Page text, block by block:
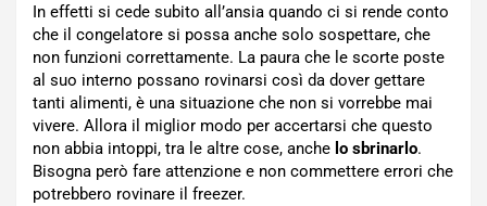
In effetti si cede subito all’ansia quando ci si rende conto
che il congelatore si possa anche solo sospettare, che
non funzioni correttamente. La paura che le scorte poste
al suo interno possano rovinarsi così da dover gettare
tanti alimenti, è una situazione che non si vorrebbe mai
vivere. Allora il miglior modo per accertarsi che questo
non abbia intoppi, tra le altre cose, anche lo sbrinarlo.
Bisogna però fare attenzione e non commettere errori che
potrebbero rovinare il freezer.